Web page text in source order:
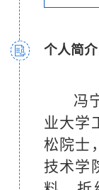
个人简介
冯
业大学
松院士
技术学
教
器设计
期
[1]
J.
荣
1)
奖暨河